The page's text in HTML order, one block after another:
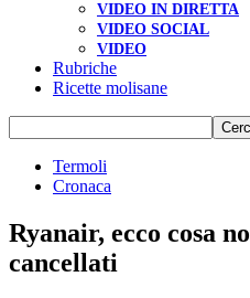
VIDEO IN DIRETTA
VIDEO SOCIAL
VIDEO
Rubriche
Ricette molisane
Termoli
Cronaca
Ryanair, ecco cosa
cancellati